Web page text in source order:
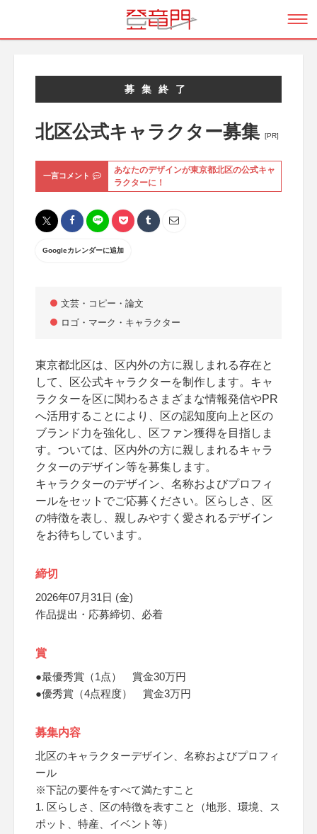
募集終了
北区公式キャラクター募集 [PR]
一言コメント
あなたのデザインが東京都北区の公式キャ
ラクターに！
Googleカレンダーに追加
文芸・コピー・論文
ロゴ・マーク・キャラクター
東京都北区は、区内外の方に親しまれる存在と
して、区公式キャラクターを制作します。キャ
ラクターを区に関わるさまざまな情報発信やPR
へ活用することにより、区の認知度向上と区の
ブランド力を強化し、区ファン獲得を目指しま
す。ついては、区内外の方に親しまれるキャラ
クターのデザイン等を募集します。
キャラクターのデザイン、名称およびプロフィ
ールをセットでご応募ください。区らしさ、区
の特徴を表し、親しみやすく愛されるデザイン
をお待ちしています。
締切
2026年07月31日 (金)
作品提出・応募締切、必着
賞
●最優秀賞（1点） 賞金30万円
●優秀賞（4点程度） 賞金3万円
募集内容
北区のキャラクターデザイン、名称およびプロフィ
ール
※下記の要件をすべて満たすこと
1. 区らしさ、区の特徴を表すこと（地形、環境、ス
ポット、特産、イベント等）